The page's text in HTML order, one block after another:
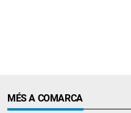
MÉS A COMARCA